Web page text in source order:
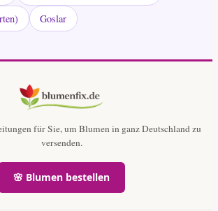
Goslar
für Sie, um Blumen in ganz Deutschland zu
versenden.
🌸 Blumen bestellen